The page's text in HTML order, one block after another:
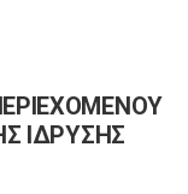
ΙΔΡΥΣΗΣ